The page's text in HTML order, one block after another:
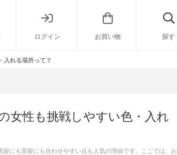
ログイン お買い物 探す
入れる場所って？
女性も挑戦しやすい色・入れ
にも茶髪にも合わせやすい点も人気の理由です。ここでは、お